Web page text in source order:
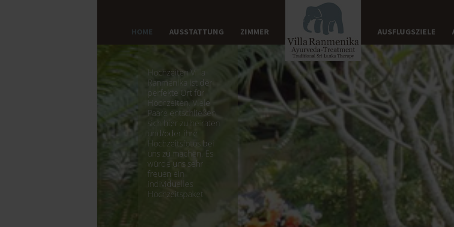
HOME AUSSTATTUNG ZIMMER AUSFLUGSZIELE
Hochzeiten Villa
Ranmenika ist der
perfekte Ort für
Hochzeiten. Viele
Paare entschließen
sich hier zu heiraten
und/oder ihre
Hochzeitsfotos bei
uns zu machen. Es
würde uns sehr
freuen ein
individuelles
Hochzeitspaket